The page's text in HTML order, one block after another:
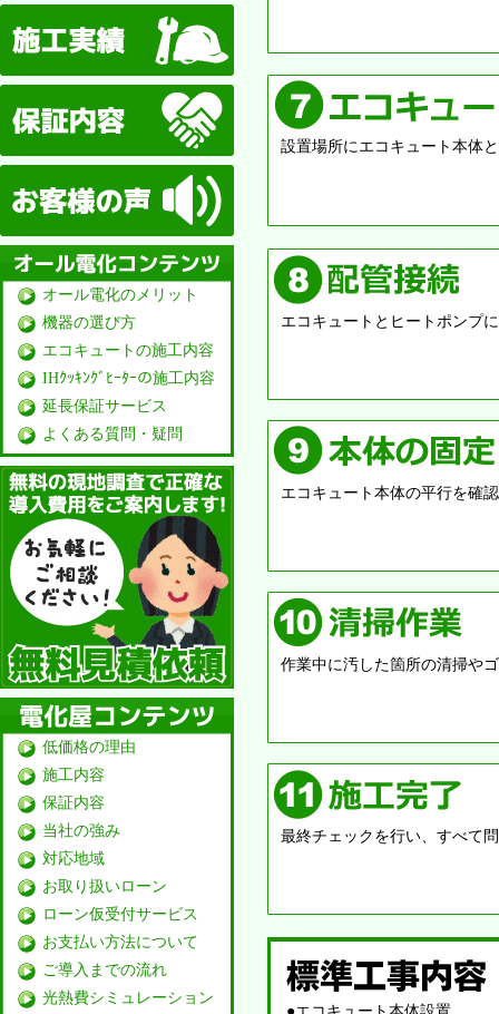
設置場所にエコキュート本体
エコキュートとヒートポンプ
エコキュート本体の平行を確
作業中に汚した箇所の清掃や
最終チェックを行い、すべて
保証体制
オール電化のメリット
機器の選び方
エコキュートの施工内容
IHｸｯｷﾝｸﾞﾋｰﾀｰの施工内容
延長保証サービス
よくある質問・疑問
無料見積り依頼
低価格の理由
施工内容
保証内容
当社の強み
対応地域
お取り扱いローン
ローン仮受付サービス
お支払い方法について
ご導入までの流れ
光熱費シミュレーション